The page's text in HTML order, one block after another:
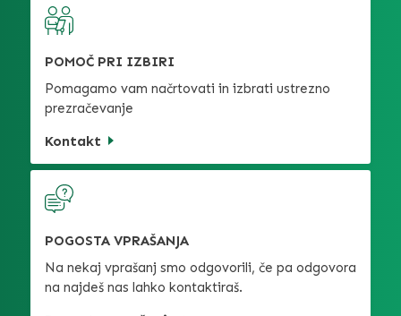
POMOČ PRI IZBIRI
Pomagamo vam načrtovati in izbrati ustrezno
prezračevanje
Kontakt
POGOSTA VPRAŠANJA
Na nekaj vprašanj smo odgovorili, če pa odgovora
na najdeš nas lahko kontaktiraš.